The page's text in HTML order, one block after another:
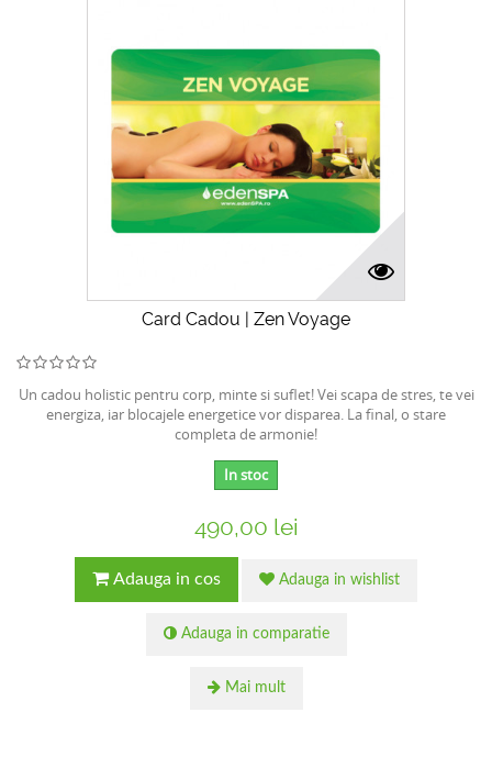
Card Cadou | Zen Voyage
Un cadou holistic pentru corp, minte si suflet! Vei scapa de stres, te vei
energiza, iar blocajele energetice vor disparea. La final, o stare
completa de armonie!
In stoc
490,00 lei
Adauga in cos Adauga in wishlist
Adauga in comparatie
Mai mult